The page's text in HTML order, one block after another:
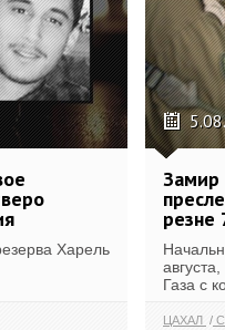
Харель
Замир
резне
Газа с
ЦАХАЛ